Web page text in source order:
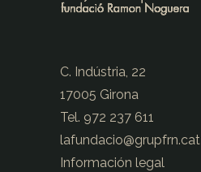
C. Indústria, 22
17005 Girona
Tel. 972 237 611
lafundacio@grupfrn.cat
Información legal